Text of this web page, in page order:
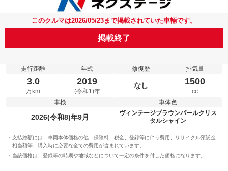
このクルマは2026/05/23まで掲載されていた車輛です。
掲載終了
走行距離
3.0
万km
年式
2019
(令和1)年
修復歴
なし
排気量
1500
cc
車検
2026(令和8)年9月
車体色
ヴィンテージブラウンパールクリス
タルシャイン
支払総額には、車両本体価格の他、保険料、税金、登録等に伴う費用、リサイクル預託金
相当額等、購入時に必要な全ての費用が含まれています。
当該価格は、登録等の時期や地域などについて一定の条件を付した価格になります。